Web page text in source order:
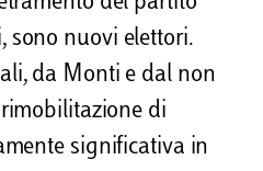
sono nuovi elettori.
da Monti e dal non
di
significativa in